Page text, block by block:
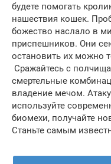
будете помогать
нашествия кошек.
божество наслало в
приспешников. Они
остановить их можно
Сражайтесь с
смертельные
владение мечом.
используйте
биомехи, получайте
Станьте самым